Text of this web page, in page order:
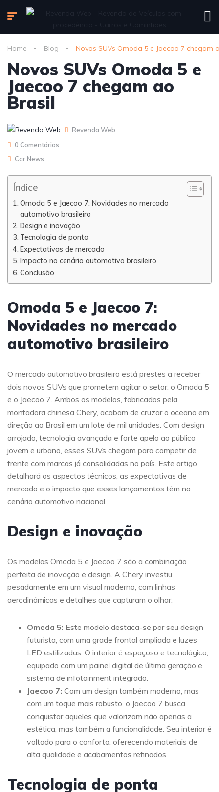
Home Blog Novos SUVs Omoda 5 e Jaecoo 7 chegam
Novos SUVs Omoda 5 e
Jaecoo 7 chegam ao
Brasil
Revenda Web
0 Comentários
Car News
Índice
Omoda 5 e Jaecoo 7: Novidades no mercado
automotivo brasileiro
Design e inovação
Tecnologia de ponta
Expectativas de mercado
Impacto no cenário automotivo brasileiro
Conclusão
Omoda 5 e Jaecoo 7:
Novidades no mercado
automotivo brasileiro
O mercado automotivo brasileiro está prestes a receber
dois novos SUVs que prometem agitar o setor: o Omoda 5
e o Jaecoo 7. Ambos os modelos, fabricados pela
montadora chinesa Chery, acabam de cruzar o oceano em
direção ao Brasil em um lote de mil unidades. Com design
arrojado, tecnologia avançada e forte apelo ao público
jovem e urbano, esses SUVs chegam para competir de
frente com marcas já consolidadas no país. Este artigo
detalhará os aspectos técnicos, as expectativas de
mercado e o impacto que esses lançamentos têm no
cenário automotivo nacional.
Design e inovação
Os modelos Omoda 5 e Jaecoo 7 são a combinação
perfeita de inovação e design. A Chery investiu
pesadamente em um visual moderno, com linhas
aerodinâmicas e detalhes que capturam o olhar.
Omoda 5: Este modelo destaca-se por seu design
futurista, com uma grade frontal ampliada e luzes
LED estilizadas. O interior é espaçoso e tecnológico,
equipado com um painel digital de última geração e
sistema de infotainment integrado.
Jaecoo 7: Com um design também moderno, mas
com um toque mais robusto, o Jaecoo 7 busca
conquistar aqueles que valorizam não apenas a
estética, mas também a funcionalidade. Seu interior é
voltado para o conforto, oferecendo materiais de
alta qualidade e acabamentos refinados.
Tecnologia de ponta